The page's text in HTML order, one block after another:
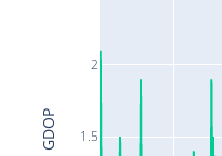
1.5
2
GDOP